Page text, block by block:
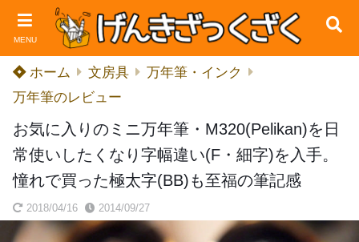
MENU
ホーム 文房具
万年筆・インク
万年筆のレビュー
お気に入りのミニ万年筆・M320(Pelikan)を日
常使いしたくなり字幅違い(F・細字)を入手。
憧れで買った極太字(BB)も至福の筆記感
2018/04/16 2014/09/27